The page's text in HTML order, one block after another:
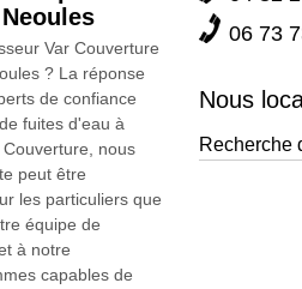
Var Couverture
? La réponse
de confiance
fuites d'eau à
nous
peut être
les particuliers que
équipe de
à notre
capables de
06 73
Nous
Recherche